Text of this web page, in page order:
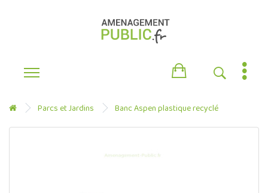
Parcs et Jardins Banc Aspen plastique recyclé